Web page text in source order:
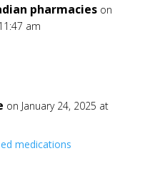
pharmacies on
am
on January 24, 2025 at
medications